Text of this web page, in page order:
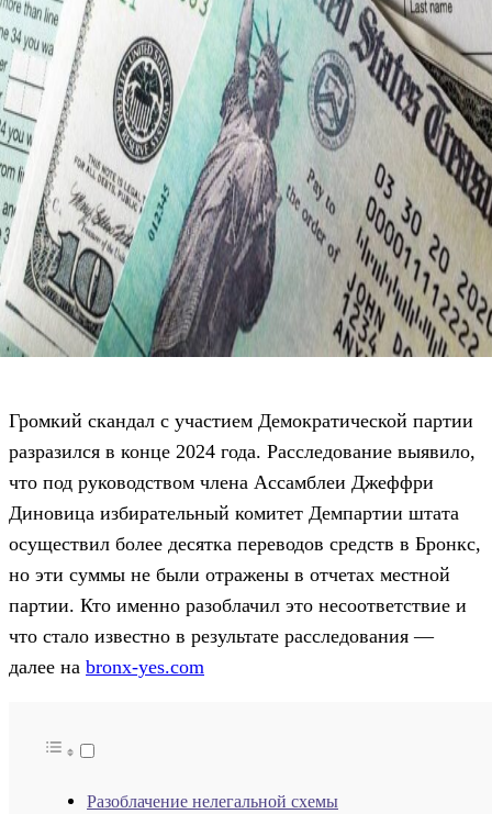
Громкий скандал с участием Демократической партии
разразился в конце 2024 года. Расследование выявило,
что под руководством члена Ассамблеи Джеффри
Диновица избирательный комитет Демпартии штата
осуществил более десятка переводов средств в Бронкс,
но эти суммы не были отражены в отчетах местной
партии. Кто именно разоблачил это несоответствие и
что стало известно в результате расследования —
далее на bronx-yes.com
Разоблачение нелегальной схемы